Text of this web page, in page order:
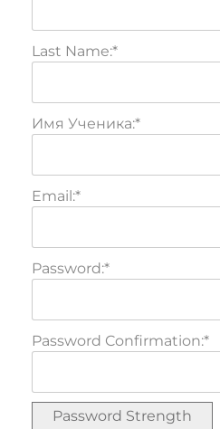
Last Name:*
Имя Ученика:*
Email:*
Password:*
Password Confirmation:*
Password Strength